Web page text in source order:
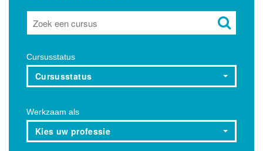
Cursusstatus
Cursusstatus
Werkzaam als
Kies uw professie